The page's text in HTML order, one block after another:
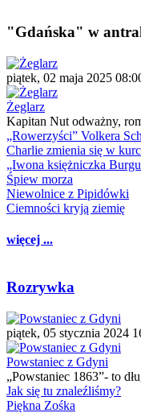
"Gdańska" w
piątek, 02 maja 2025
Żeglarz
Kapitan Nut odważny,
„Rowerzyści” Volkera
Charlie zmienia się w
„Iwona księżniczka
Śpiew morza
Niewolnice z Pipidówki
Ciemności kryją ziemię
więcej ...
Rozrywka
piątek, 05 stycznia 2024
Powstaniec z Gdyni
„Powstaniec 1863”- to
Jak się tu znaleźliśmy?
Piękna Zośka